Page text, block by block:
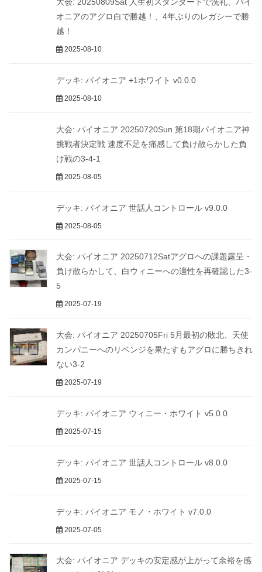
オニアのアグロ白で勝越！、4年ぶりのレガシーで勝
越！
2025-08-10
デッキ: パイオニア +1ホワイト v0.0.0
2025-08-10
大会: パイオニア 20250720Sun 第18期パイオニア神
挑戦者決定戦 速度不足を痛感して負け散らかした負
け戦の3-4-1
2025-08-05
デッキ: パイオニア 世話人コントロール v9.0.0
2025-08-05
大会: パイオニア 20250712Satアグロへの課題露呈・
負け散らかして、白ウィニーへの適性を再確認した3-
5
2025-07-19
大会: パイオニア 20250705Fri 5月最初の敗北、天使
カンパニーへのリベンジを果たすもアグロに勝ちきれ
ない3-2
2025-07-19
デッキ: パイオニア ウィニー・ホワイト v5.0.0
2025-07-15
デッキ: パイオニア 世話人コントロール v8.0.0
2025-07-15
デッキ: パイオニア モノ・ホワイト v7.0.0
2025-07-05
大会: パイオニア デッキの安定感が上がって余裕を感